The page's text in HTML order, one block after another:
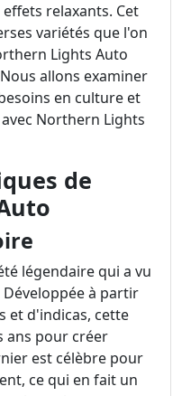
relaxants. Cet
variétés que l'on
Lights Auto
allons examiner
en culture et
Northern Lights
de
légendaire qui a vu
Développée à partir
et d'indicas, cette
ans pour créer
est célèbre pour
ce qui en fait un